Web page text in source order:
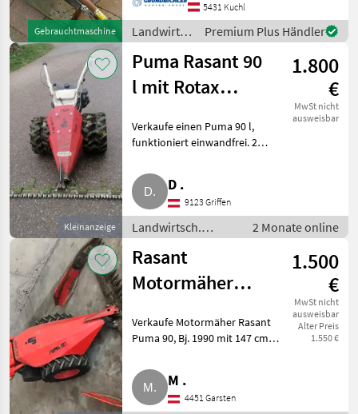
KATEGORIE
WÄHLEN
Landtechnik
4
MARKTPLATZ
Marktplatz Händlerangebote Kleinanzeigen
Gebrauchtmaschine
5431 Kuchl
Landwirtsch.
Motorfahrzeuge
/ Rasant
Premium Plus Händler
Kleinanzeige
Puma Rasant 90
l mit Rotax
1.800
€
MwSt nicht
ausweisbar
Verkaufe einen Puma 90 l,
funktioniert einwandfrei. 2
dabei. Landwirtsch.
Motorfahrzeuge Motormäher/-
fräsen
D .
9123 Griffen
Landwirtsch.
Motorfahrzeuge /
Motormäher/-
fräsen
2 Monate online
Rasant
Motormäher
1.500
€
MwSt nicht
ausweisbar
Alter Preis
1.550 €
Verkaufe Motormäher Rasant
Puma 90, Bj. 1990 mit 147 cm
neuen Kolben verbaut, einige
Ersatzteile erneuert, springt
leicht an, komplett f
M .
4451 Garsten